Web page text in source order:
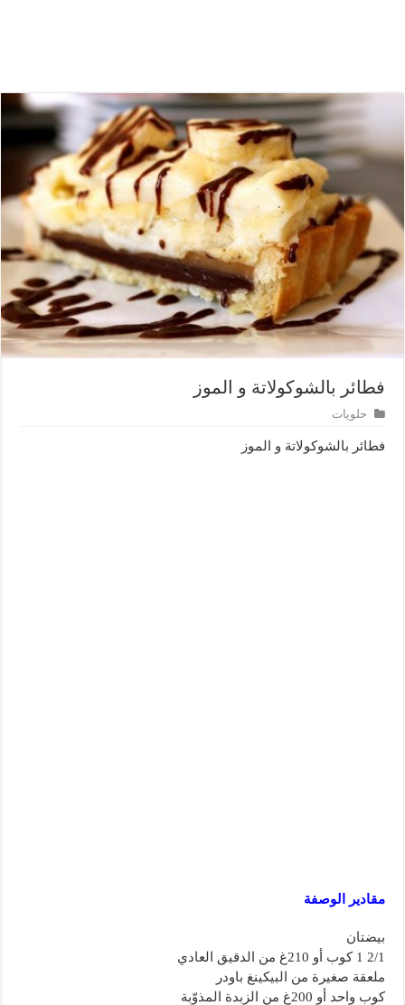
فطائر بالشوكولاتة و الموز
حلويات
فطائر بالشوكولاتة و الموز
مقادير الوصفة
بيضتان
2/1 1 كوب أو 210غ من الدقيق العادي
ملعقة صغيرة من البيكينغ باودر
كوب واحد أو 200غ من الزبدة المذوّبة